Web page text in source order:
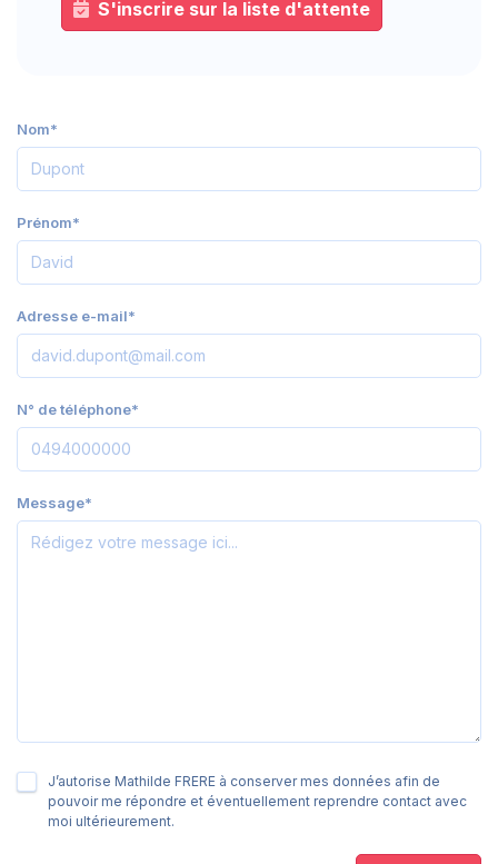
S'inscrire sur la liste d'attente
Nom*
Prénom*
Adresse e-mail*
N° de téléphone*
Message*
J’autorise Mathilde FRERE à conserver mes données afin de
pouvoir me répondre et éventuellement reprendre contact avec
moi ultérieurement.